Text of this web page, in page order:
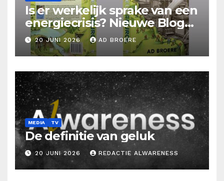
Is er werkelijk sprake van een
energiecrisis? Nieuwe Blog
Ad Broere
20 JUNI 2026 AD BROERE
MEDIA TV
De definitie van geluk
20 JUNI 2026 REDACTIE ALWARENESS